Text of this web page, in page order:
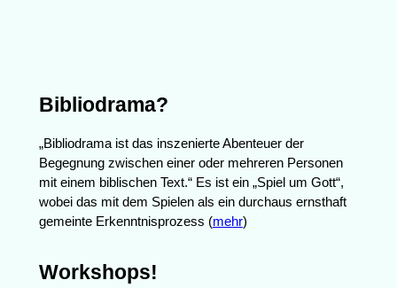
Bibliodrama?
„Bibliodrama ist das inszenierte Abenteuer der
Begegnung zwischen einer oder mehreren Personen
mit einem biblischen Text.“ Es ist ein „Spiel um Gott“,
wobei das mit dem Spielen als ein durchaus ernsthaft
gemeinte Erkenntnisprozess (mehr)
Workshops!